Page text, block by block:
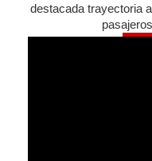
destacada trayectoria